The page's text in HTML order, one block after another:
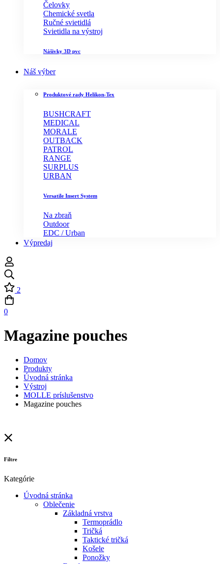
Čelovky
Chemické svetla
Ručné svietidlá
Svietidla na výstroj
Nášivky 3D pvc
Náš výber
Produktové rady Helikon-Tex
BUSHCRAFT
MEDICAL
MORALE
OUTBACK
PATROL
RANGE
SURPLUS
URBAN
Versatile Insert System
Na zbraň
Outdoor
EDC / Urban
Výpredaj
2
0
Magazine pouches
Domov
Produkty
Úvodná stránka
Výstroj
MOLLE príslušenstvo
Magazine pouches
Filtre
Kategórie
Úvodná stránka
Oblečenie
Základná vrstva
Termoprádlo
Tričká
Taktické tričká
Košele
Ponožky